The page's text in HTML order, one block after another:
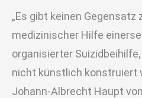
„Es gibt keinen
medizinischer Hilfe
organisierter
nicht künstlich konstruiert
Johann-Albrecht Haupt